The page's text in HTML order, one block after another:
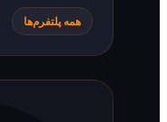
همه پلتفرم‌ها